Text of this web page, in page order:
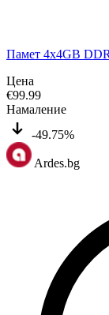
Памет 4x4GB
Цена
€99.99
Намаление
-49.75%
Ardes.bg